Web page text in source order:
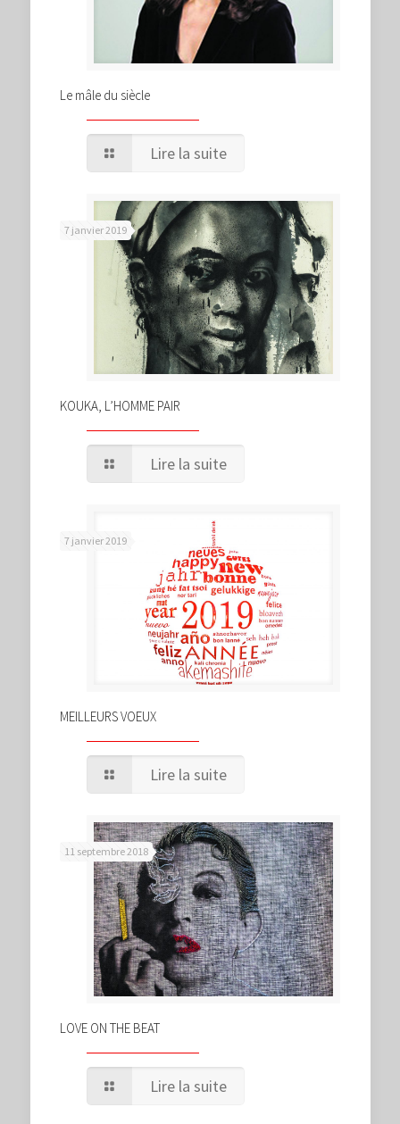
Le mâle du siècle
Lire la suite
7 janvier 2019
KOUKA, L’HOMME PAIR
Lire la suite
7 janvier 2019
MEILLEURS VOEUX
Lire la suite
11 septembre 2018
LOVE ON THE BEAT
Lire la suite